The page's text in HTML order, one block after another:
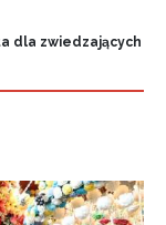
dla zwiedzających